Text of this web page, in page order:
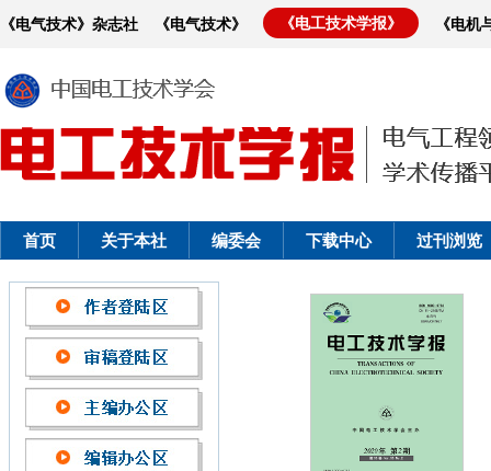
《电气技术》杂志社 《电气技术》 《电工技术学报》 《电
首页 关于本社 编委会 下载中心 过刊浏览